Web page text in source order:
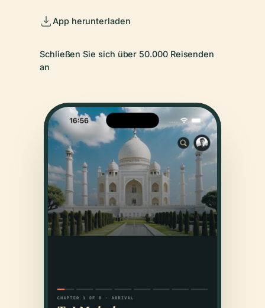
App herunterladen
Schließen Sie sich über 50.000 Reisenden
an